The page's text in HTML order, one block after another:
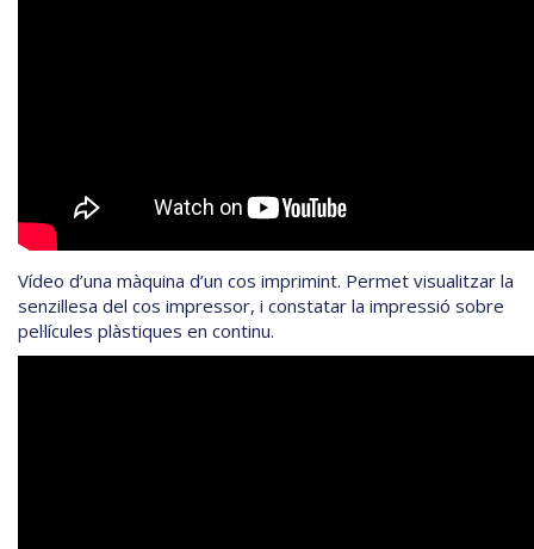
Vídeo d’una màquina d’un cos imprimint. Permet visualitzar la
senzillesa del cos impressor, i constatar la impressió sobre
pel·lícules plàstiques en continu.